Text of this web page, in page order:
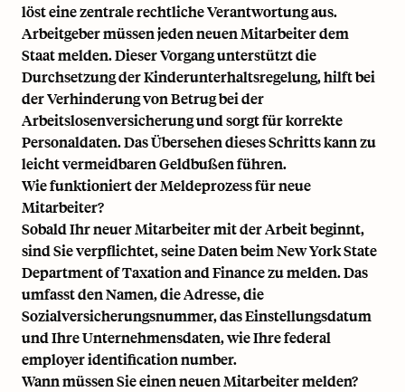
löst eine zentrale rechtliche Verantwortung aus.
Arbeitgeber müssen jeden neuen Mitarbeiter dem
Staat melden. Dieser Vorgang unterstützt die
Durchsetzung der Kinderunterhaltsregelung, hilft bei
der Verhinderung von Betrug bei der
Arbeitslosenversicherung und sorgt für korrekte
Personaldaten. Das Übersehen dieses Schritts kann zu
leicht vermeidbaren Geldbußen führen.
Wie funktioniert der Meldeprozess für neue
Mitarbeiter?
Sobald Ihr neuer Mitarbeiter mit der Arbeit beginnt,
sind Sie verpflichtet, seine Daten beim New York State
Department of Taxation and Finance zu melden. Das
umfasst den Namen, die Adresse, die
Sozialversicherungsnummer, das Einstellungsdatum
und Ihre Unternehmensdaten, wie Ihre federal
employer identification number.
Wann müssen Sie einen neuen Mitarbeiter melden?